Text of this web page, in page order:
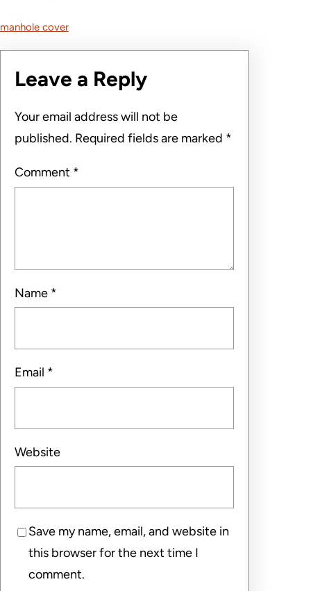
manhole cover
Leave a Reply
Your email address will not be
published. Required fields are marked *
Comment *
Name *
Email *
Website
Save my name, email, and website in
this browser for the next time I
comment.